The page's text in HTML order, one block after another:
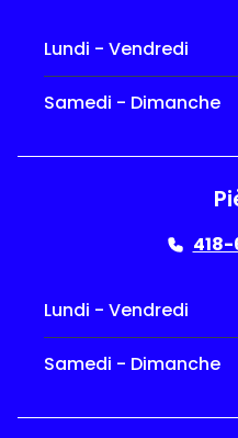
Lundi - Vendredi
Samedi - Dimanche
Lundi - Vendredi
Samedi - Dimanche